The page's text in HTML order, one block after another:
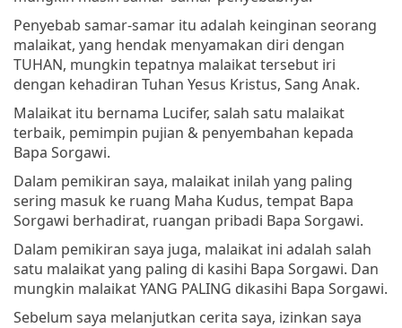
Penyebab samar-samar itu adalah keinginan seorang
malaikat, yang hendak menyamakan diri dengan
TUHAN, mungkin tepatnya malaikat tersebut iri
dengan kehadiran Tuhan Yesus Kristus, Sang Anak.
Malaikat itu bernama Lucifer, salah satu malaikat
terbaik, pemimpin pujian & penyembahan kepada
Bapa Sorgawi.
Dalam pemikiran saya, malaikat inilah yang paling
sering masuk ke ruang Maha Kudus, tempat Bapa
Sorgawi berhadirat, ruangan pribadi Bapa Sorgawi.
Dalam pemikiran saya juga, malaikat ini adalah salah
satu malaikat yang paling di kasihi Bapa Sorgawi. Dan
mungkin malaikat YANG PALING dikasihi Bapa Sorgawi.
Sebelum saya melanjutkan cerita saya, izinkan saya